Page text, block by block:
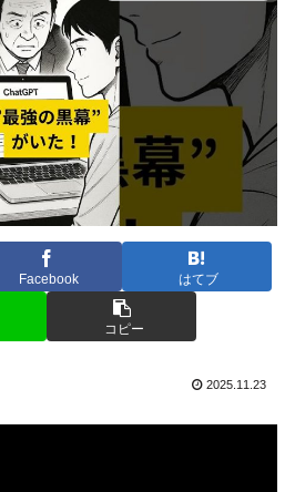
Facebook はてブ
コピー
2025.11.23